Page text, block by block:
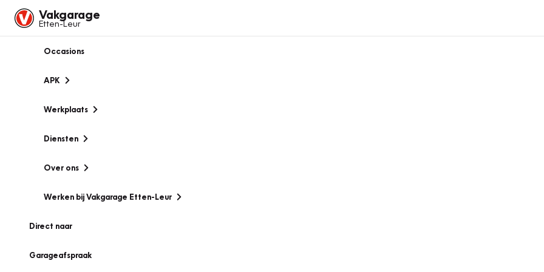
Vakgarage
Etten-Leur
Occasions
APK
Werkplaats
Diensten
Over ons
Werken bij Vakgarage Etten-Leur
Direct naar
Garageafspraak